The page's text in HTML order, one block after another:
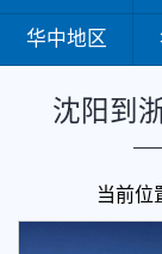
华中地区
沈阳到
当前位